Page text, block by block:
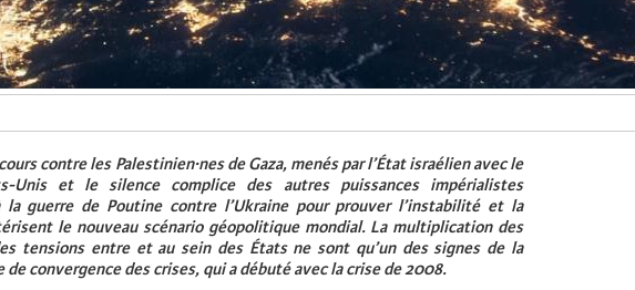
contre les Palestinien·nes de Gaza, menés par l’État israélien avec le
Unis et le silence complice des autres puissances impérialistes
la guerre de Poutine contre l’Ukraine pour prouver l’instabilité et la
le nouveau scénario géopolitique mondial. La multiplication des
tensions entre et au sein des États ne sont qu’un des signes de la
convergence des crises, qui a débuté avec la crise de 2008.